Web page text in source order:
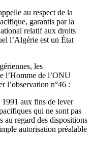
au respect de la
garantis par la
relatif aux droits
l’Algérie est un État
les
l’Homme de l’ONU
l’observation n°46 :
aux fins de lever
qui ne sont pas
au regard des dispositions
autorisation préalable